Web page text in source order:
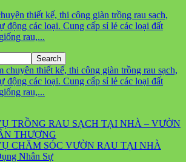
thiết kế, thi công giàn trồng rau sạch,
động các loại. Cung cấp sỉ lẻ các loại đất
rau,...
TRỒNG RAU SẠCH TẠI NHÀ – VƯỜN
THƯỢNG
CHĂM SÓC VƯỜN RAU TẠI NHÀ
Nhân Sự